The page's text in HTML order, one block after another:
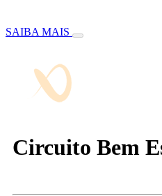
SAIBA MAIS
Circuito Bem